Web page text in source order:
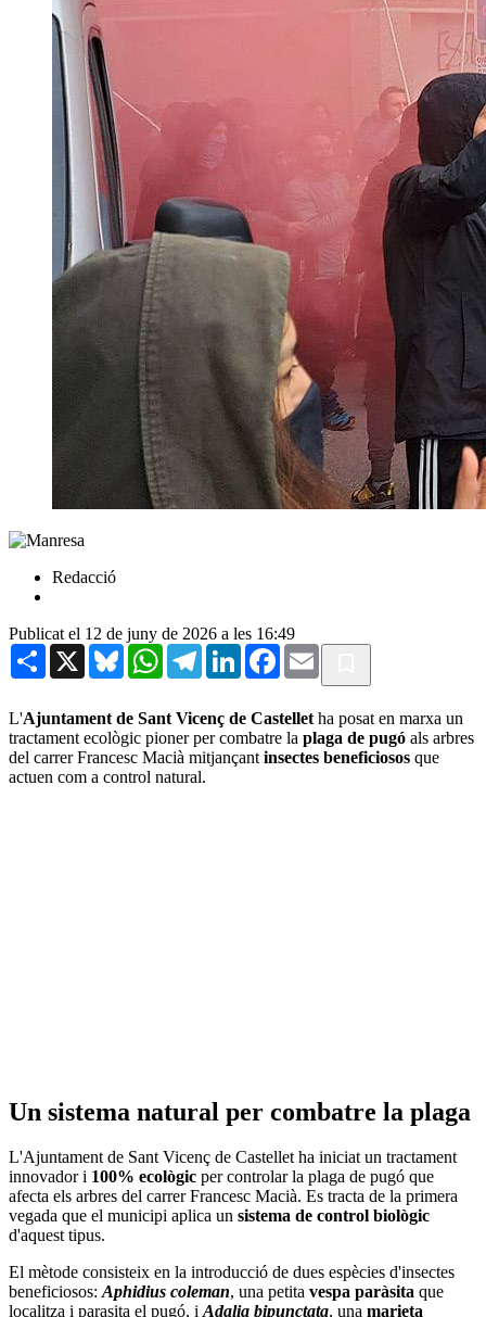
Redacció
Publicat el 12 de juny de 2026 a les 16:49
Share X BlueskyWhatsAppTelegramLinkedInFacebook
Email
L'Ajuntament de Sant Vicenç de Castellet ha posat en marxa un
tractament ecològic pioner per combatre la plaga de pugó als arbres
del carrer Francesc Macià mitjançant insectes beneficiosos que
actuen com a control natural.
Un sistema natural per combatre la plaga
L'Ajuntament de Sant Vicenç de Castellet ha iniciat un tractament
innovador i 100% ecològic per controlar la plaga de pugó que
afecta els arbres del carrer Francesc Macià. Es tracta de la primera
vegada que el municipi aplica un sistema de control biològic
d'aquest tipus.
El mètode consisteix en la introducció de dues espècies d'insectes
beneficiosos:Aphidius coleman, una petita vespa paràsita que
localitza i parasita el pugó, iAdalia bipunctata, una marieta